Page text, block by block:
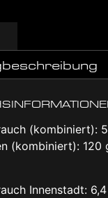
(kombiniert):
(kombiniert): 120
Innenstadt: